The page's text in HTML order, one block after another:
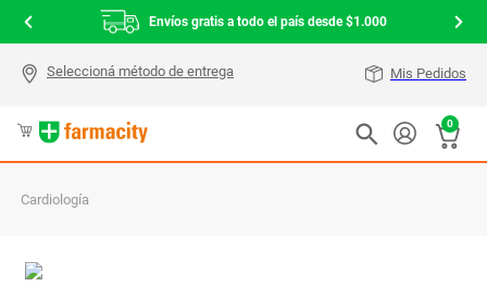
Envíos gratis a todo el país desde $1.000
Mis Pedidos
0
Cardiología